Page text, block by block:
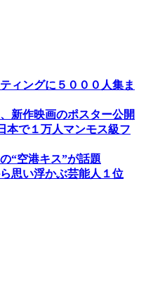
ィングに５０００人集ま
新作映画のポスター公開
本で１万人マンモス級フ
“空港キス”が話題
思い浮かぶ芸能人１位